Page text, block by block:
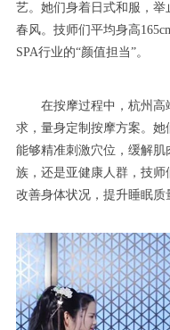
艺。她们身着日式和服，
春风。技师们平均身高
SPA行业的“颜值担当”。
在按摩过程中，杭州高
求，量身定制按摩方案。她
能够精准刺激穴位，缓解
族，还是亚健康人群，技
改善身体状况，提升睡眠质